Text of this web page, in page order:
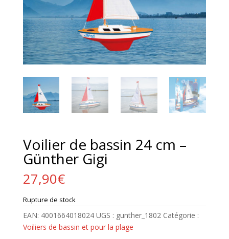
Voilier de bassin 24 cm –
Günther Gigi
27,90€
Rupture de stock
EAN: 4001664018024 UGS : gunther_1802 Catégorie :
Voiliers de bassin et pour la plage